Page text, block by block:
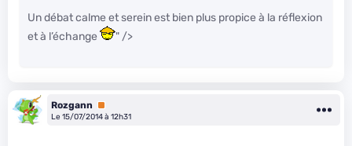
Un débat calme et serein est bien plus propice à la réflexion
et à l’échange
" />
Rozgann
Premium
Le 15/07/2014 à 12h31